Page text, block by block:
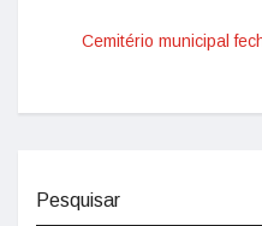
Cemitério municipal
Pesquisar